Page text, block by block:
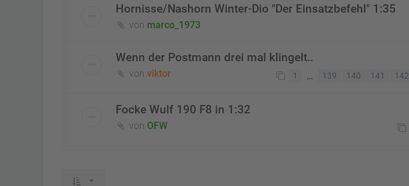
Hornisse/Nashorn Winter-Dio "Der Einsatzbefehl" 1:35
von marco_1973
Wenn der Postmann drei mal klingelt..
von viktor 1 … 139 140 141 142
Focke Wulf 190 F8 in 1:32
von OFW